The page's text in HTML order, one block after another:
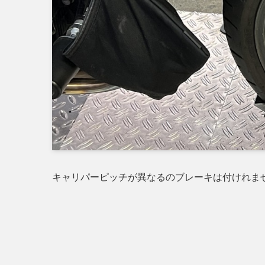
キャリパーピッチが異なるのブレーキは付けれま